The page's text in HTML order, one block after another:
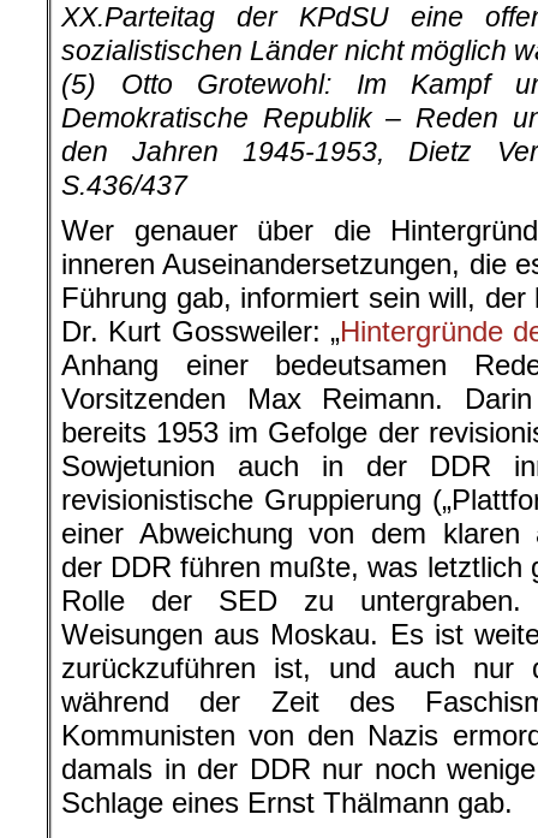
den Jahren 1945-1953, Dietz
S.436/437
Wer genauer über die
inneren Auseinandersetzungen, die
Führung gab, informiert sein will,
Dr. Kurt Gossweiler: „
Anhang einer bedeutsamen
Vorsitzenden Max Reimann.
bereits 1953 im Gefolge der
Sowjetunion auch in der DDR
revisionistische Gruppierung
einer Abweichung von dem klaren
der DDR führen mußte, was letztlich
Rolle der SED zu
Weisungen aus Moskau. Es ist
zurückzuführen ist, und auch nur
während der Zeit des
Kommunisten von den Nazis
damals in der DDR nur noch
Schlage eines Ernst Thälmann gab.
Was geschah wirklich
.
Erstveröffentlichung am 17. Juni 2019